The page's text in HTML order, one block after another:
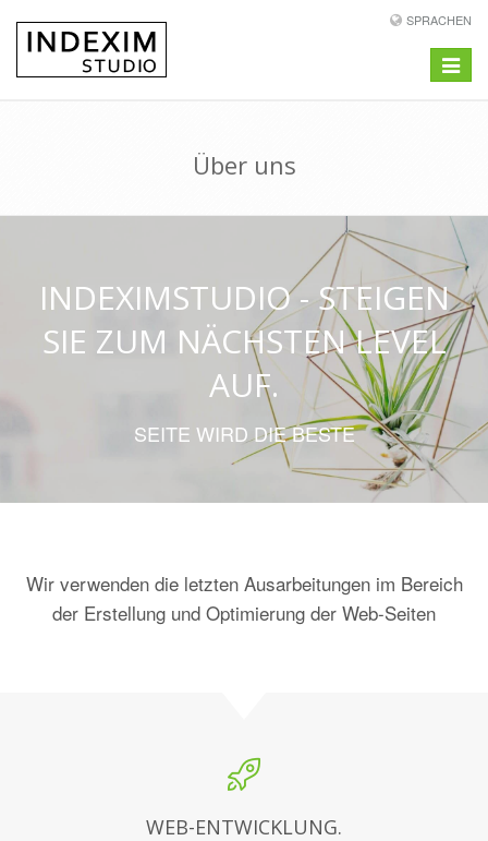
SPRACHEN
Toggle
Über uns
INDEXIMSTUDIO - STEIGEN
SIE ZUM NÄCHSTEN LEVEL
AUF.
SEITE WIRD DIE BESTE
Wir verwenden die letzten Ausarbeitungen im Bereich
der Erstellung und Optimierung der Web-Seiten
WEB-ENTWICKLUNG.